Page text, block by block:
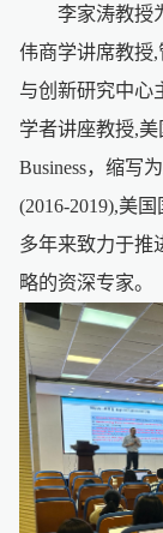
李家涛教授
伟商学讲席教授
与创新研究中心
学者讲座教授,美
Business，缩写
(2016-2019),美
多年来致力于推
略的资深专家。